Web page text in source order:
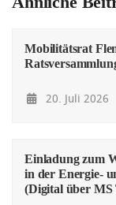
Mobilitätsrat
20. Juli 2026
Einladung zum
in der Energie-
(Digital über MS